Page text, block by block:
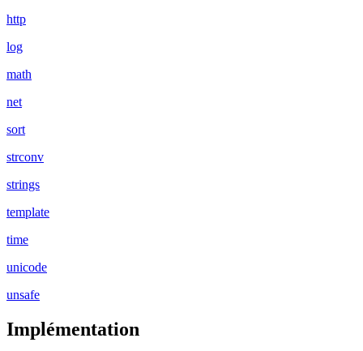
http
log
math
net
sort
strconv
strings
template
time
unicode
unsafe
Implémentation